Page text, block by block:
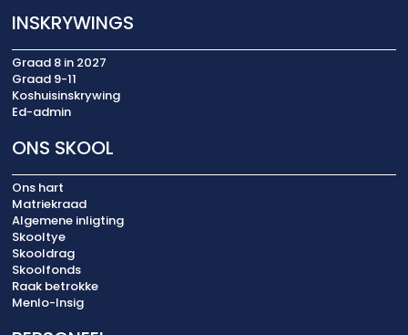
INSKRYWINGS
Graad 8 in 2027
Graad 9-11
Koshuisinskrywing
Ed-admin
ONS SKOOL
Ons hart
Matriekraad
Algemene inligting
Skooltye
Skooldrag
Skoolfonds
Raak betrokke
Menlo-Insig